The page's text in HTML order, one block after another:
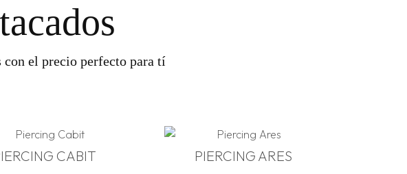
con el precio perfecto para tí
CABIT PIERCING ARES